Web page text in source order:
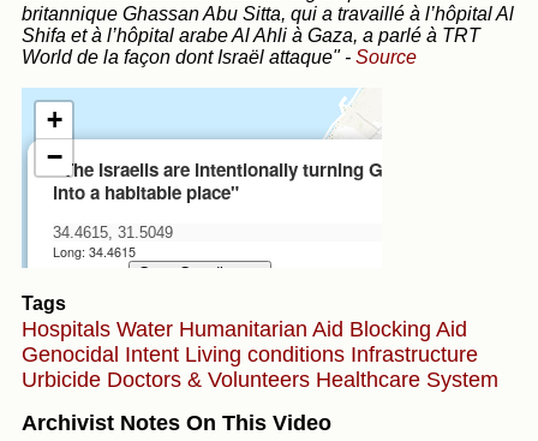
britannique Ghassan Abu Sitta, qui a travaillé à l’hôpital Al
Shifa et à l’hôpital arabe Al Ahli à Gaza, a parlé à TRT
World de la façon dont Israël attaque" - Source
Tags
Hospitals Water Humanitarian Aid Blocking Aid
Genocidal Intent Living conditions Infrastructure
Urbicide Doctors & Volunteers Healthcare System
Archivist Notes On This Video